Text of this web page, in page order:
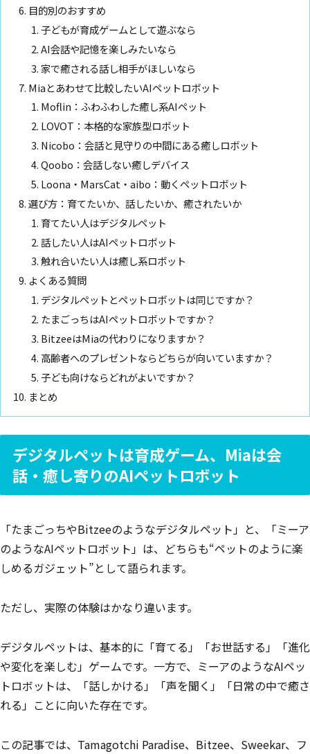
目的別のおすすめ
子どもが育成ゲームとして遊ぶなら
AI会話や記憶を楽しみたいなら
家で癒される話し相手がほしいなら
Miaとあわせて比較したいAIペットロボット
Moflin：ふわふわした癒し系AIペット
LOVOT：本格的な家族型ロボット
Nicobo：会話と見守りの中間にある癒しロボット
Qoobo：会話しない癒しデバイス
Loona・MarsCat・aibo：動くペットロボット
選び方：育てたいか、話したいか、癒されたいか
育てたい人はデジタルペット
話したい人はAIペットロボット
触れ合いたい人は癒し系ロボット
よくある質問
デジタルペットとペットロボットは同じですか？
たまごっちはAIペットロボットですか？
BitzeeはMiaの代わりになりますか？
高齢者へのプレゼントならどちらが向いていますか？
子ども向けならどれがよいですか？
まとめ
デジタルペットは育成ゲーム、Miaは会
話・癒し寄りのAIペットロボット
「たまごっちやBitzeeのようなデジタルペット」と、「ミーア
のようなAIペットロボット」は、どちらも“ペットのように楽
しめるガジェット”として語られます。
ただし、実際の体験はかなり違います。
デジタルペットは、基本的に「育てる」「お世話する」「進化
や変化を楽しむ」ゲームです。一方で、ミーアのようなAIペッ
トロボットは、「話しかける」「声を聞く」「日常の中で癒さ
れる」ことに向いた存在です。
この記事では、Tamagotchi Paradise、Bitzee、Sweekar、フ